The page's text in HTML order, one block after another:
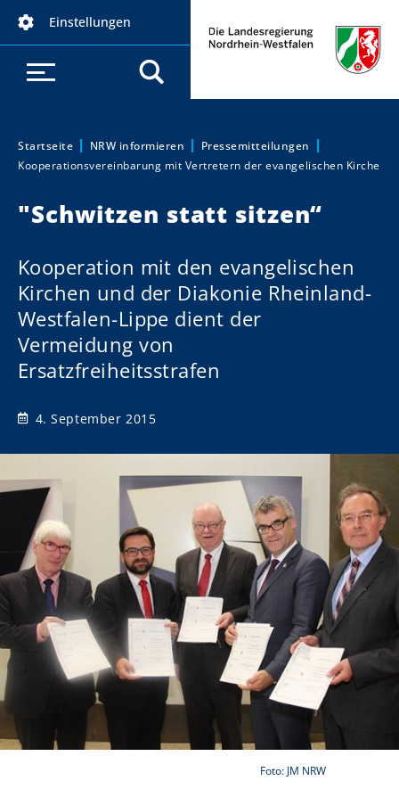
Einstellungen
Sie sind hier:
Startseite NRW informieren
Pressemitteilungen
Kooperationsvereinbarung mit Vertretern der evangelischen Kirche
"Schwitzen statt sitzen“
Kooperation mit den evangelischen
Kirchen und der Diakonie Rheinland-
Westfalen-Lippe dient der
Vermeidung von
Ersatzfreiheitsstrafen
4. September 2015
Foto: JM NRW